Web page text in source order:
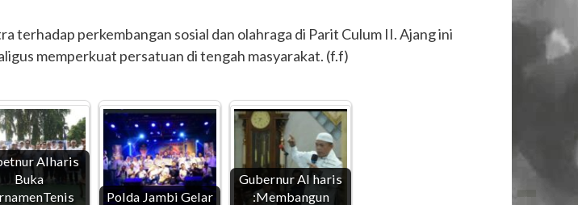
terhadap perkembangan sosial dan olahraga di Parit Culum II. Ajang ini
memperkuat persatuan di tengah masyarakat. (f.f)
Alharis
Buka
Polda Jambi Gelar
Gubernur Al haris
:Membangun